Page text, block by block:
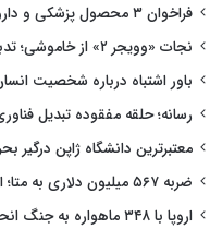
فراخوان ۳ محصول پزشکی و دارویی به دلیل خطرهای کیفی و ایمنی
نجات «وویجر ۲» از خاموشی؛ تدبیر ناسا برای حفظ کاوشگر ۴۸ ساله
باور اشتباه درباره شخصیت
رسانه؛ حلقه مفقوده تبدیل
معتبرترین دانشگاه ژاپن درگیر
ضربه ۵۶۷ میلیون دلاری به متا؛ اینستاگرام زیر تیغ دادگاه
اروپا با ۳۴۸ ماهواره به جنگ انحصار استارلینک می‌رود